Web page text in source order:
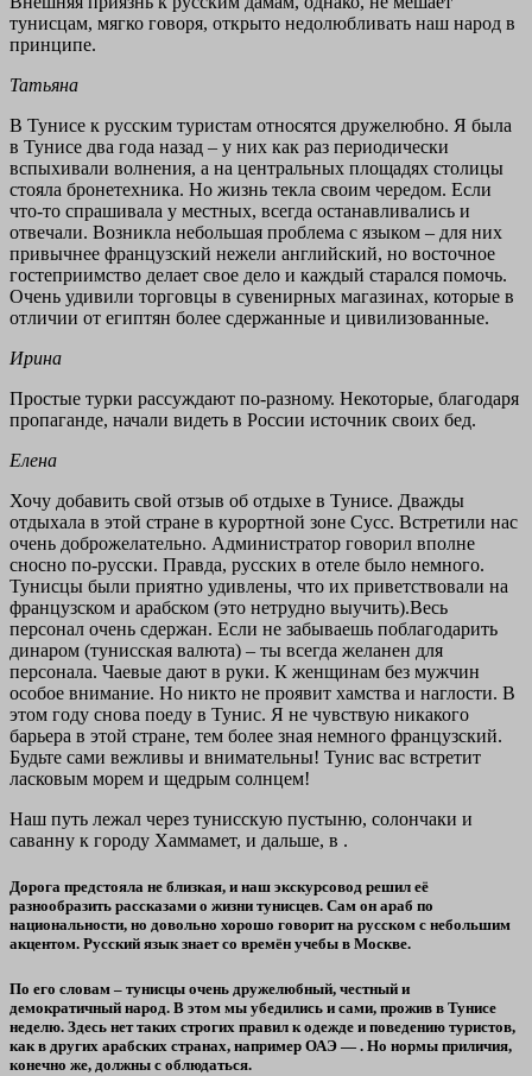
тунисцам, мягко говоря, открыто недолюбливать наш народ в
принципе.
Татьяна
В Тунисе к русским туристам относятся дружелюбно. Я была
в Тунисе два года назад – у них как раз периодически
вспыхивали волнения, а на центральных площадях столицы
стояла бронетехника. Но жизнь текла своим чередом. Если
что-то спрашивала у местных, всегда останавливались и
отвечали. Возникла небольшая проблема с языком – для них
привычнее французский нежели английский, но восточное
гостеприимство делает свое дело и каждый старался помочь.
Очень удивили торговцы в сувенирных магазинах, которые в
отличии от египтян более сдержанные и цивилизованные.
Ирина
Простые турки рассуждают по-разному. Некоторые, благодаря
пропаганде, начали видеть в России источник своих бед.
Елена
Хочу добавить свой отзыв об отдыхе в Тунисе. Дважды
отдыхала в этой стране в курортной зоне Сусс. Встретили нас
очень доброжелательно. Администратор говорил вполне
сносно по-русски. Правда, русских в отеле было немного.
Тунисцы были приятно удивлены, что их приветствовали на
французском и арабском (это нетрудно выучить).Весь
персонал очень сдержан. Если не забываешь поблагодарить
динаром (тунисская валюта) – ты всегда желанен для
персонала. Чаевые дают в руки. К женщинам без мужчин
особое внимание. Но никто не проявит хамства и наглости. В
этом году снова поеду в Тунис. Я не чувствую никакого
барьера в этой стране, тем более зная немного французский.
Будьте сами вежливы и внимательны! Тунис вас встретит
ласковым морем и щедрым солнцем!
Наш путь лежал через тунисскую пустыню, солончаки и
саванну к городу Хаммамет, и дальше, в .
Дорога предстояла не близкая, и наш экскурсовод решил её
разнообразить рассказами о жизни тунисцев. Сам он араб по
национальности, но довольно хорошо говорит на русском с небольшим
акцентом. Русский язык знает со времён учебы в Москве.
По его словам – тунисцы очень дружелюбный, честный и
демократичный народ. В этом мы убедились и сами, прожив в Тунисе
неделю. Здесь нет таких строгих правил к одежде и поведению туристов,
как в других арабских странах, например ОАЭ — . Но нормы приличия,
конечно же, должны с облюдаться.